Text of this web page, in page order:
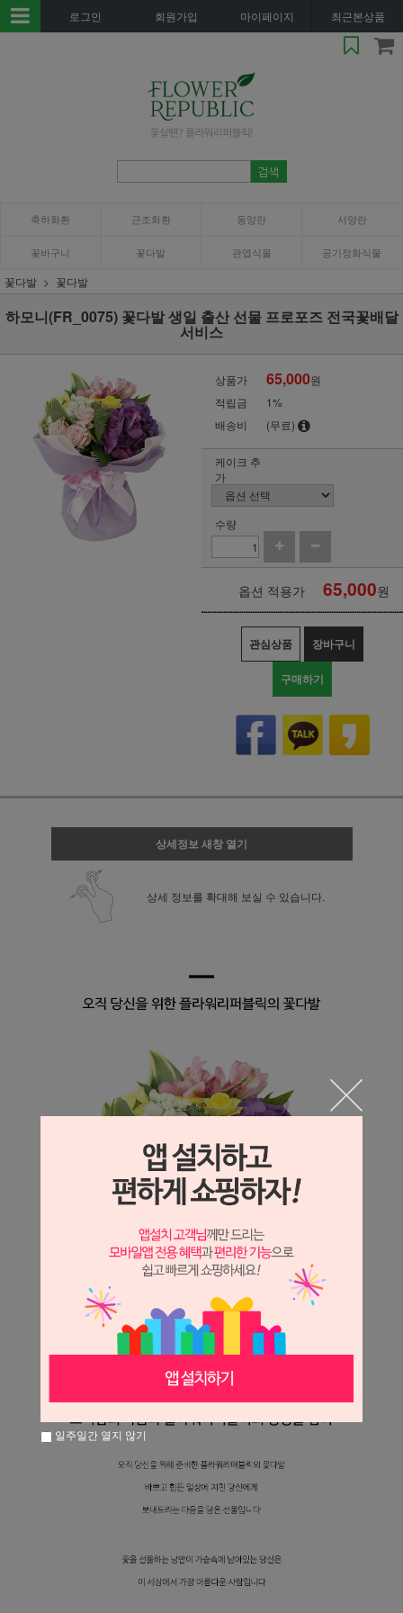
로그인 회원가입 마이페이지 최근본상품
축하화환 근조화환 동양란 서양란
꽃바구니 꽃다발 관엽식물 공기정화식물
꽃다발 꽃다발
하모니(FR_0075) 꽃다발 생일 출산 선물 프로포즈 전국꽃배달
서비스
상품가 65,000원
적립금
1%
배송비
(무료)
케이크 추
가
수량
옵션 적용가 65,000원
관심상품 장바구니
구매하기
상세정보 새창 열기
상세 정보를 확대해 보실 수 있습니다.
일주일간 열지 않기